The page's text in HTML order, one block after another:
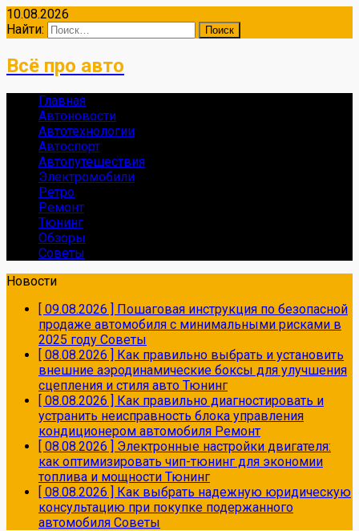
10.08.2026
Найти:
Всё про авто
Главная
Автоновости
Автотехнологии
Автоспорт
Автопутешествия
Электромобили
Ретро
Ремонт
Тюнинг
Обзоры
Советы
Новости
[ 09.08.2026 ] Пошаговая инструкция по безопасной
продаже автомобиля с минимальными рисками в
2025 году Советы
[ 08.08.2026 ] Как правильно выбрать и установить
внешние аэродинамические боксы для улучшения
сцепления и стиля авто Тюнинг
[ 08.08.2026 ] Как правильно диагностировать и
устранить неисправность блока управления
кондиционером автомобиля Ремонт
[ 08.08.2026 ] Электронные настройки двигателя:
как оптимизировать чип-тюнинг для экономии
топлива и мощности Тюнинг
[ 08.08.2026 ] Как выбрать надежную юридическую
консультацию при покупке подержанного
автомобиля Советы